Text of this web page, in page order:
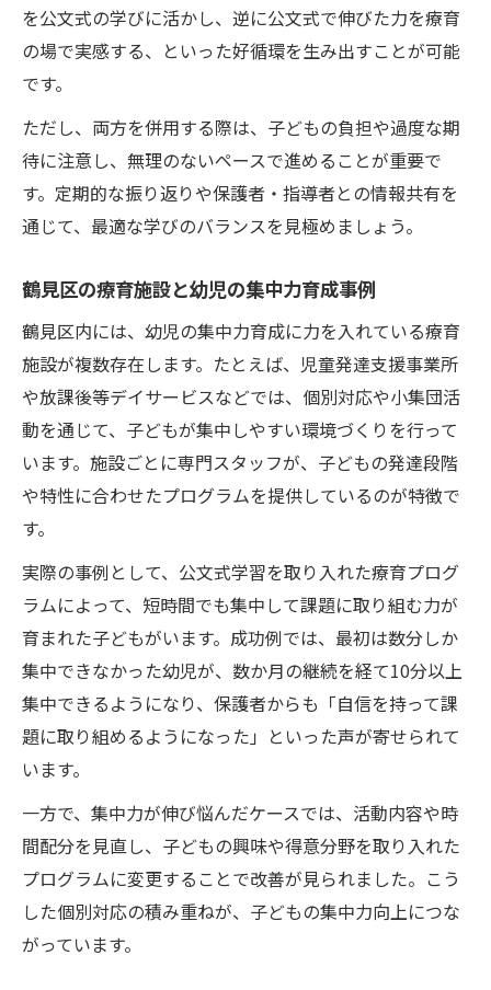
を公文式の学びに活かし、逆に公文式で伸びた力を療育
の場で実感する、といった好循環を生み出すことが可能
です。
ただし、両方を併用する際は、子どもの負担や過度な期
待に注意し、無理のないペースで進めることが重要で
す。定期的な振り返りや保護者・指導者との情報共有を
通じて、最適な学びのバランスを見極めましょう。
鶴見区の療育施設と幼児の集中力育成事例
鶴見区内には、幼児の集中力育成に力を入れている療育
施設が複数存在します。たとえば、児童発達支援事業所
や放課後等デイサービスなどでは、個別対応や小集団活
動を通じて、子どもが集中しやすい環境づくりを行って
います。施設ごとに専門スタッフが、子どもの発達段階
や特性に合わせたプログラムを提供しているのが特徴で
す。
実際の事例として、公文式学習を取り入れた療育プログ
ラムによって、短時間でも集中して課題に取り組む力が
育まれた子どもがいます。成功例では、最初は数分しか
集中できなかった幼児が、数か月の継続を経て10分以上
集中できるようになり、保護者からも「自信を持って課
題に取り組めるようになった」といった声が寄せられて
います。
一方で、集中力が伸び悩んだケースでは、活動内容や時
間配分を見直し、子どもの興味や得意分野を取り入れた
プログラムに変更することで改善が見られました。こう
した個別対応の積み重ねが、子どもの集中力向上につな
がっています。